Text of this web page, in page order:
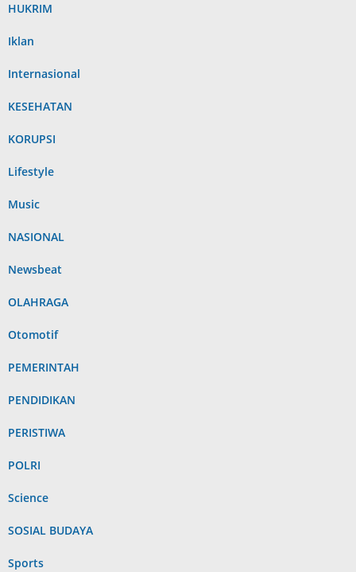
HUKRIM
Iklan
Internasional
KESEHATAN
KORUPSI
Lifestyle
Music
NASIONAL
Newsbeat
OLAHRAGA
Otomotif
PEMERINTAH
PENDIDIKAN
PERISTIWA
POLRI
Science
SOSIAL BUDAYA
Sports